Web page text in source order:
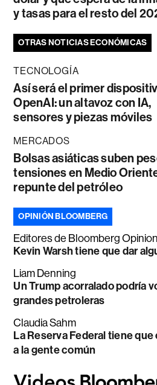
y tasas para el resto del
OTRAS NOTICIAS ECONÓMICAS
TECNOLOGÍA
Así será el primer
OpenAI: un altavoz con IA,
sensores y piezas móviles
MERCADOS
Bolsas asiáticas suben
tensiones en Medio
repunte del petróleo
OPINIÓN BLOOMBERG
Editores de Bloomberg Opinion
Kevin Warsh tiene que dar
Liam Denning
Un Trump acorralado podría
grandes petroleras
Claudia Sahm
La Reserva Federal tiene
a la gente común